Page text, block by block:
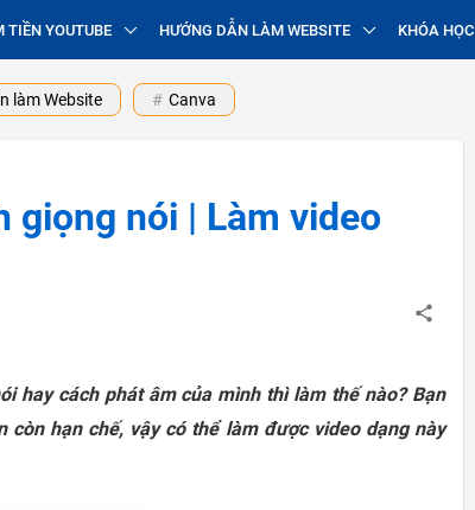
TIỀN YOUTUBE HƯỚNG DẪN LÀM WEBSITE KHÓA HỌC
làm Website Canva
giọng nói | Làm video
hay cách phát âm của mình thì làm thế nào? Bạn
hạn chế, vậy có thể làm được video dạng này